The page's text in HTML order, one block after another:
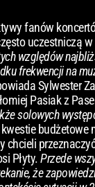
fanów
uczestniczą
względów
frekwencji na
Sylwester
Pasiak z
solowych
chcieli
Płyty.Przede
że